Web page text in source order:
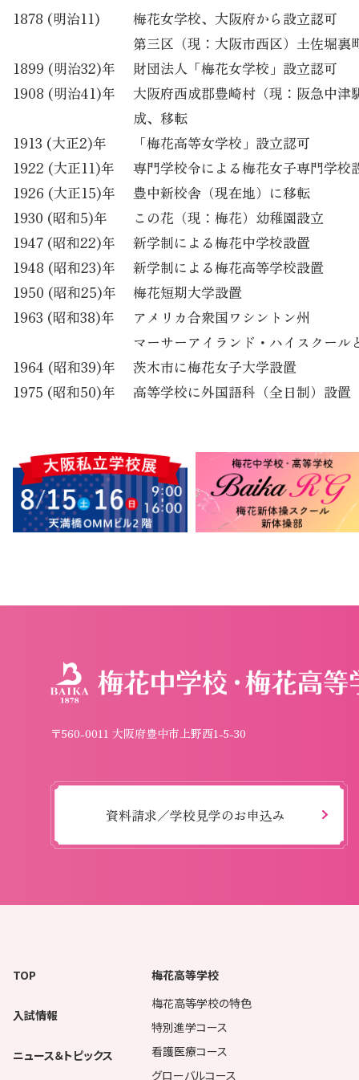
1878 (明治11)
梅花女学校、大阪府から設立認可
第三区（現：大阪市西区）土佐堀裏
1899 (明治32)年
財団法人「梅花女学校」設立認可
1908 (明治41)年
大阪府西成郡豊崎村（現：阪急中津
成、移転
1913 (大正2)年
「梅花高等女学校」設立認可
1922 (大正11)年
専門学校令による梅花女子専門学校
1926 (大正15)年
豊中新校舎（現在地）に移転
1930 (昭和5)年
この花（現：梅花）幼稚園設立
1947 (昭和22)年
新学制による梅花中学校設置
1948 (昭和23)年
新学制による梅花高等学校設置
1950 (昭和25)年
梅花短期大学設置
1963 (昭和38)年
アメリカ合衆国ワシントン州
マーサーアイランド・ハイスクール
1964 (昭和39)年
茨木市に梅花女子大学設置
1975 (昭和50)年
高等学校に外国語科（全日制）設置
〒560-0011 大阪府豊中市上野西1-5-30
資料請求／学校見学のお申込み
TOP
入試情報
ニュース＆トピックス
梅花高等学校
梅花高等学校の特色
特別進学コース
看護医療コース
グローバルコース